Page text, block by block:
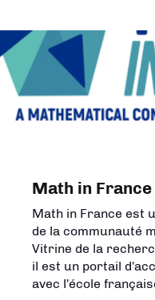
Math in France
Math in France est
de la communauté
Vitrine de la
il est un portail
avec l'école
L'Univers des
Créée en 2023 par
image les
mathématiques et
mathématiques
concrètes de notre